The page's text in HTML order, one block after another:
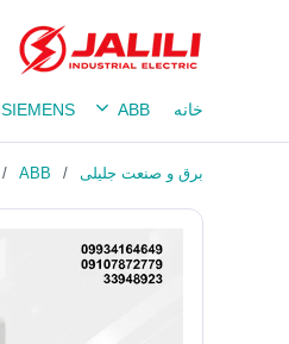
خانه ABB
SIEMENS
برق و صنعت جلیلی /
ABB
/